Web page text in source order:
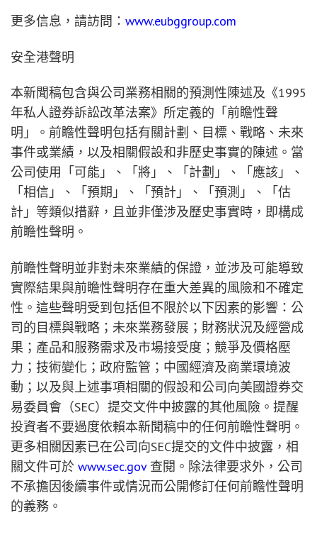
更多信息，請訪問： www.eubggroup.com
安全港聲明
本新聞稿包含與公司業務相關的預測性陳述及《1995
年私人證券訴訟改革法案》所定義的「前瞻性聲
明」。前瞻性聲明包括有關計劃、目標、戰略、未來
事件或業績，以及相關假設和非歷史事實的陳述。當
公司使用「可能」、「將」、「計劃」、「應該」、
「相信」、「預期」、「預計」、「預測」、「估
計」等類似措辭，且並非僅涉及歷史事實時，即構成
前瞻性聲明。
前瞻性聲明並非對未來業績的保證，並涉及可能導致
實際結果與前瞻性聲明存在重大差異的風險和不確定
性。這些聲明受到包括但不限於以下因素的影響：公
司的目標與戰略；未來業務發展；財務狀況及經營成
果；產品和服務需求及市場接受度；競爭及價格壓
力；技術變化；政府監管；中國經濟及商業環境波
動；以及與上述事項相關的假設和公司向美國證券交
易委員會（SEC）提交文件中披露的其他風險。提醒
投資者不要過度依賴本新聞稿中的任何前瞻性聲明。
更多相關因素已在公司向SEC提交的文件中披露，相
關文件可於 www.sec.gov查閱。除法律要求外，公司
不承擔因後續事件或情況而公開修訂任何前瞻性聲明
的義務。